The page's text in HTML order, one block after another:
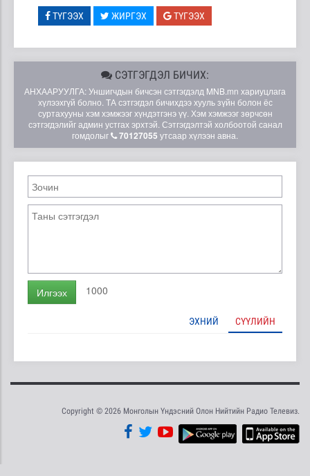
ТҮГЭЭХ ЖИРГЭХ ТҮГЭЭХ
СЭТГЭГДЭЛ БИЧИХ:
АНХААРУУЛГА: Уншигчдын бичсэн сэтгэгдэлд MNB.mn хариуцлага
хүлээхгүй болно. ТА сэтгэгдэл бичихдээ хууль зүйн болон ёс
суртахууны хэм хэмжээг хүндэтгэнэ үү. Хэм хэмжээг зөрчсөн
сэтгэгдэлийг админ устгах эрхтэй. Сэтгэгдэлтэй холбоотой санал
гомдолыг
70127055 утсаар хүлээн авна.
Илгээх 1000
ЭХНИЙ СҮҮЛИЙН
Copyright © 2026 Монголын Үндэсний Олон Нийтийн Радио Телевиз.